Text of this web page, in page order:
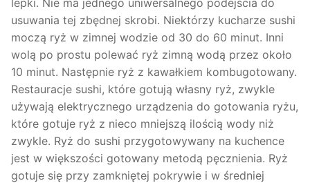
usuwania tej zbędnej skrobi. Niektórzy kucharze sushi
moczą ryż w zimnej wodzie od 30 do 60 minut. Inni
wolą po prostu polewać ryż zimną wodą przez około
10 minut. Następnie ryż z kawałkiem kombugotowany.
Restauracje sushi, które gotują własny ryż, zwykle
używają elektrycznego urządzenia do gotowania ryżu,
które gotuje ryż z nieco mniejszą ilością wody niż
zwykle. Ryż do sushi przygotowywany na kuchence
jest w większości gotowany metodą pęcznienia. Ryż
gotuje się przy zamkniętej pokrywie i w średniej